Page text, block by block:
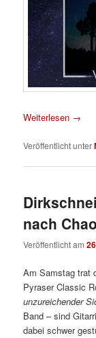
Weiterlesen →
Veröffentlicht unter
nach
Veröffentlicht am
Am Samstag trat
Pyraser Classic
unzureichender
Band – sind
dabei schwer